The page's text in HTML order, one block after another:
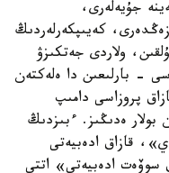
جۇيەلەرى،
كەيىپكەرلەردىڭ
ولاردى جەتكىزۋ
- بارلىعىن دا ەلەكتەن
پروزاسى دامىپ
بولار ەدىڭىز. ءبىزدىڭ
قازاق ادەبيەتى
سوۆەت ادەبيەتى» اتتى